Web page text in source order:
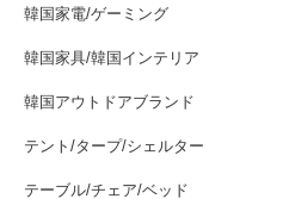
韓国家電/ゲーミング
韓国家具/韓国インテリア
韓国アウトドアブランド
テント/タープ/シェルター
テーブル/チェア/ベッド